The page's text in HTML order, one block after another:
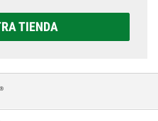
tu vehículo y
TIENDA
®